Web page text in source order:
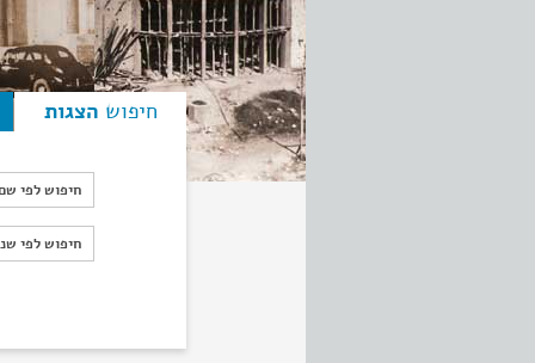
חיפוש הצגות
חיפוש לפי
חיפוש לפי
חיפוש לפי